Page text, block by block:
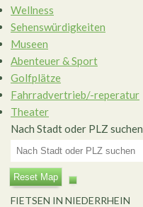
Wellness
Sehenswürdigkeiten
Museen
Abenteuer & Sport
Golfplätze
Fahrradvertrieb/-reperatur
Theater
Nach Stadt oder PLZ suchen
Reset Map
FIETSEN IN NIEDERRHEIN